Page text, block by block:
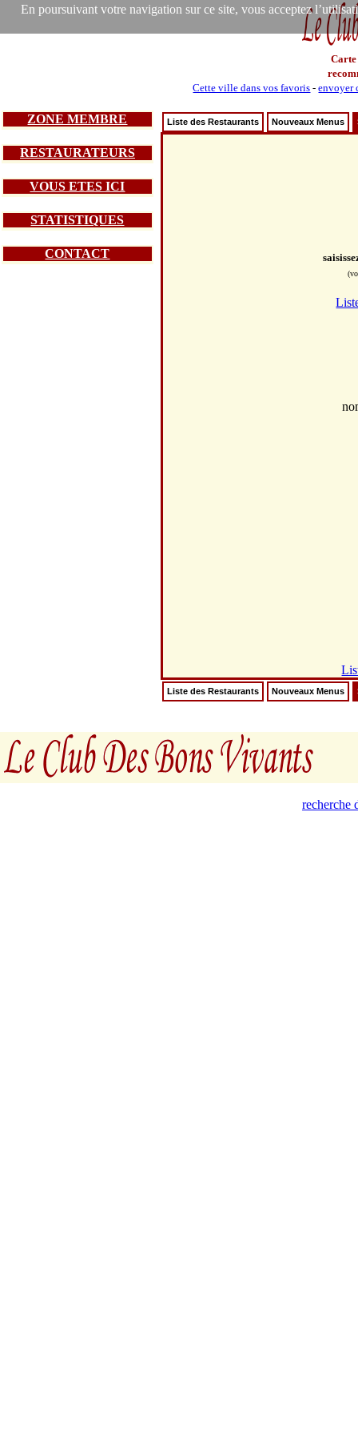
En poursuivant votre navigation sur ce site, vous acceptez
Carte
Cette ville dans vos favoris -envoyer
ZONE MEMBRE
RESTAURATEURS
VOUS ETES ICI
STATISTIQUES
CONTACT
Liste des Restaurants Nouveaux Menus
Liste des Restaurants Nouveaux Menus
recherche